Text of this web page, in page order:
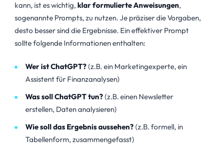
kann, ist es wichtig,klar formulierte Anweisungen,
sogenannte Prompts, zu nutzen. Je präziser die Vorgaben,
desto besser sind die Ergebnisse. Ein effektiver Prompt
sollte folgende Informationen enthalten:
Wer ist ChatGPT? (z.B. ein Marketingexperte, ein
Assistent für Finanzanalysen)
Was soll ChatGPT tun? (z.B. einen Newsletter
erstellen, Daten analysieren)
Wie soll das Ergebnis aussehen? (z.B. formell, in
Tabellenform, zusammengefasst)